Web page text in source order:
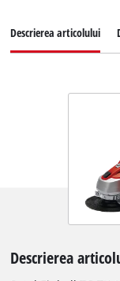
Descrierea articolului
Descrierea